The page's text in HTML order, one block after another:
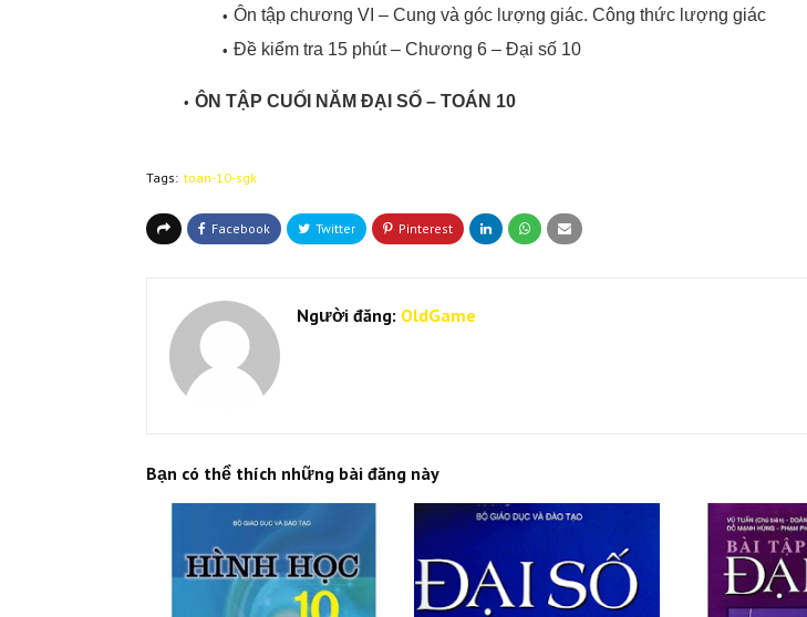
Ôn tập chương VI – Cung và góc lượng giác. Công thức lượng giác
Đề kiểm tra 15 phút – Chương 6 – Đại số 10
ÔN TẬP CUỐI NĂM ĐẠI SỐ – TOÁN 10
Tags: toan-10-sgk
Người đăng: OldGame
Bạn có thể thích những bài đăng này